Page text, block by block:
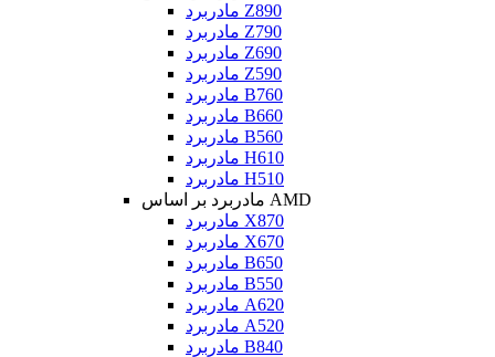
مادربرد Z890
مادربرد Z790
مادربرد Z690
مادربرد Z590
مادربرد B760
مادربرد B660
مادربرد B560
مادربرد H610
مادربرد H510
مادربرد بر اساس AMD
مادربرد X870
مادربرد X670
مادربرد B650
مادربرد B550
مادربرد A620
مادربرد A520
مادربرد B840